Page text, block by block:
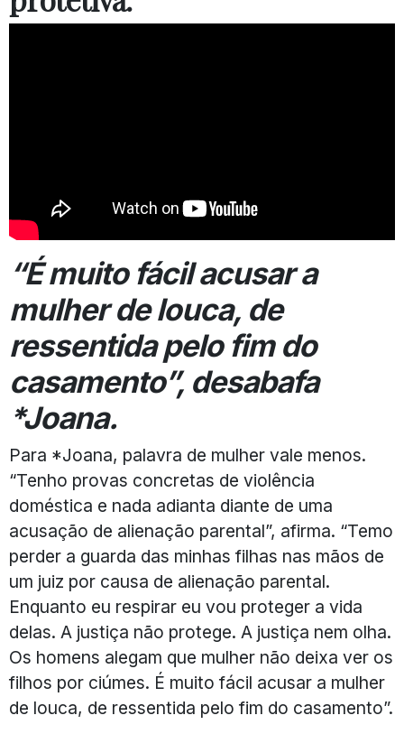
“É muito fácil acusar a
mulher de louca, de
ressentida pelo fim do
casamento”,desabafa
*Joana.
Para *Joana, palavra de mulher vale menos.
“Tenho provas concretas de violência
doméstica e nada adianta diante de uma
acusação de alienação parental”, afirma. “Temo
perder a guarda das minhas filhas nas mãos de
um juiz por causa de alienação parental.
Enquanto eu respirar eu vou proteger a vida
delas. A justiça não protege. A justiça nem olha.
Os homens alegam que mulher não deixa ver os
filhos por ciúmes. É muito fácil acusar a mulher
de louca, de ressentida pelo fim do casamento”.